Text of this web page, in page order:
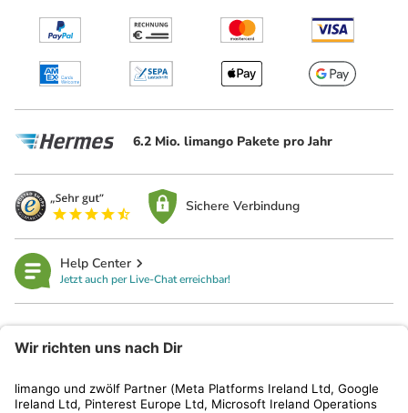
6.2 Mio. limango Pakete pro Jahr
Sichere Verbindung
Help Center
Jetzt auch per Live-Chat erreichbar!